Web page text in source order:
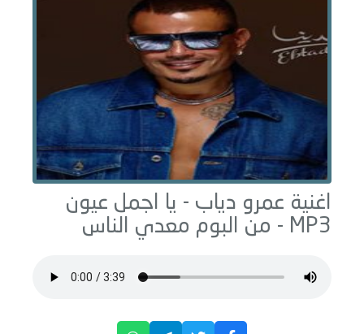
اغنية عمرو دياب - يا اجمل عيون
MP3 - من البوم
معدي الناس